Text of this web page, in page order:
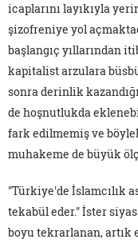
icaplarını layıkıyla
şizofreniye yol
başlangıç yıllarından
kapitalist arzulara
sonra derinlik
de hoşnutlukda
fark edilmemiş ve
muhakeme de büyük
"Türkiye'de İslamcılık
tekabül eder." İster
boyu tekrarlanan,